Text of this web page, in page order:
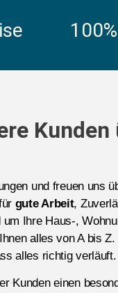
Kunden
und freuen uns
gute Arbeit,
Ihre Haus-,
alles von A bis Z.
alles richtig verläuft.
Kunden einen